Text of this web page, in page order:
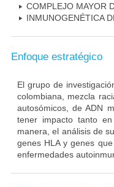
COMPLEJO MAYOR
INMUNOGENÉTICA
Enfoque estratégico
El grupo de
colombiana, mezcla
autosómicos, de ADN
tener impacto tanto
manera, el análisis de
genes HLA y genes
enfermedades